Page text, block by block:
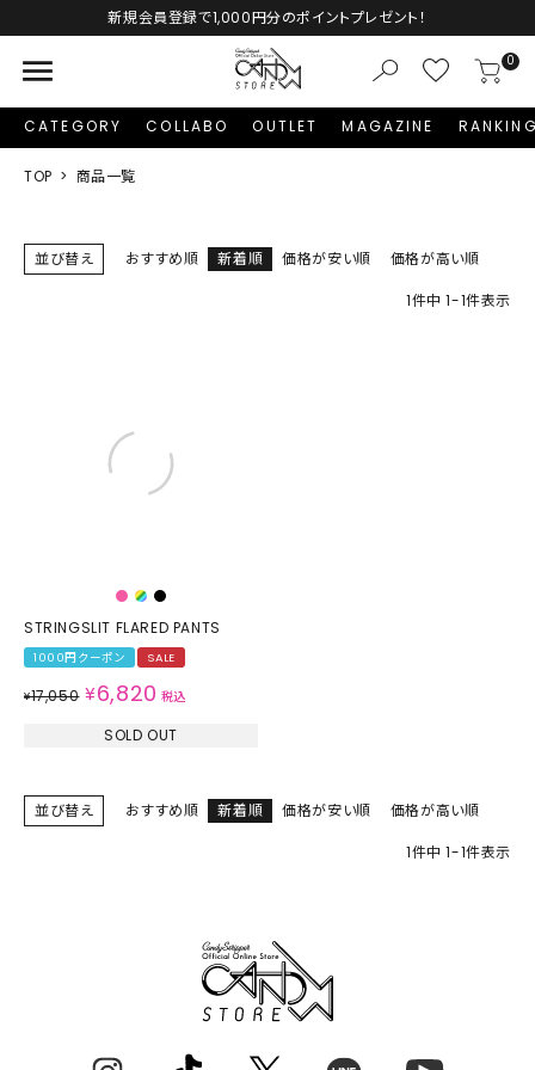
Autumn Collection予約受付中♡
menu 0
CATEGORY COLLABO OUTLET MAGAZINE
TOP 商品一覧
並び替え おすすめ順 新着順 価格が安い順 価格が高い順
1件中 1-1件表示
STRINGSLIT FLARED PANTS
1000円クーポン SALE
¥17,050 ¥6,820 税込
SOLD OUT
並び替え おすすめ順 新着順 価格が安い順 価格が高い順
1件中 1-1件表示